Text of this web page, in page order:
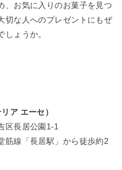
、お気に入りのお菓子を見つ
切な人へのプレゼントにもぜ
しょうか。
ア エーセ）
区長居公園1-1
筋線「長居駅」から徒歩約2